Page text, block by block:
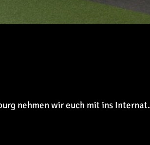
nehmen wir euch mit ins Internat.